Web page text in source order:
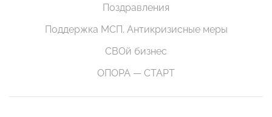
Поздравления
Поддержка МСП. Антикризисные меры
СВОй бизнес
ОПОРА — СТАРТ